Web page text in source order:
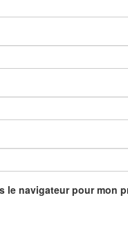
le navigateur pour mon